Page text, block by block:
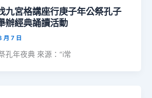
九宮格講座行庚子年公祭孔子
辦經典誦讀活動
月 7 日
孔年夜典 來源：“i常